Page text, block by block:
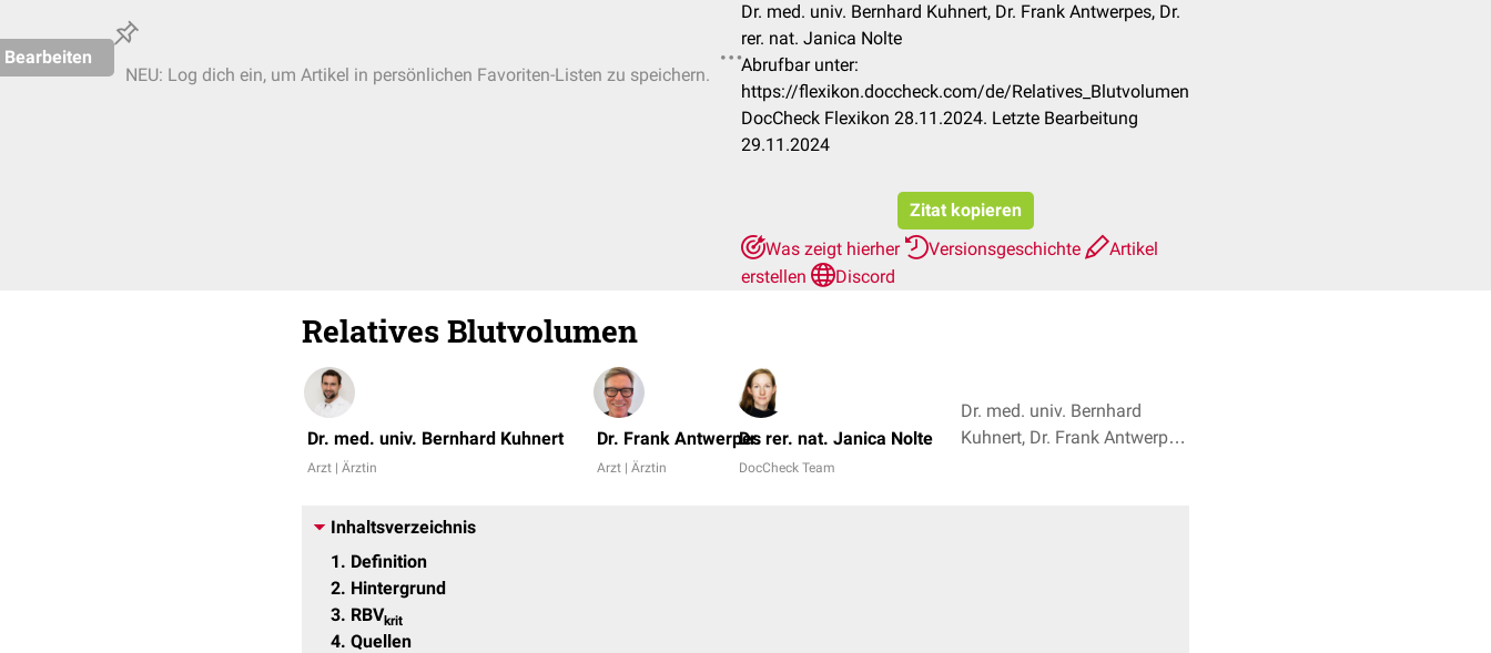
Bearbeiten
NEU: Log dich ein, um Artikel in persönlichen Favoriten-Listen zu speichern.
Dr. med. univ. Bernhard Kuhnert, Dr. Frank Antwerpes, Dr.
rer. nat. Janica Nolte
Abrufbar unter:
https://flexikon.doccheck.com/de/Relatives_Blutvolumen
DocCheck Flexikon 28.11.2024. Letzte Bearbeitung
29.11.2024
Zitat kopieren
Was zeigt hierher
Versionsgeschichte
Artikel
erstellen
Discord
Relatives Blutvolumen
Dr. med. univ. Bernhard Kuhnert
Arzt | Ärztin
Dr. Frank Antwerpes
Arzt | Ärztin
Dr. rer. nat. Janica Nolte
DocCheck Team
Dr. med. univ. Bernhard
Kuhnert, Dr. Frank Antwerpes
Inhaltsverzeichnis
1
Definition
2 Hintergrund
3 RBVkrit
4 Quellen